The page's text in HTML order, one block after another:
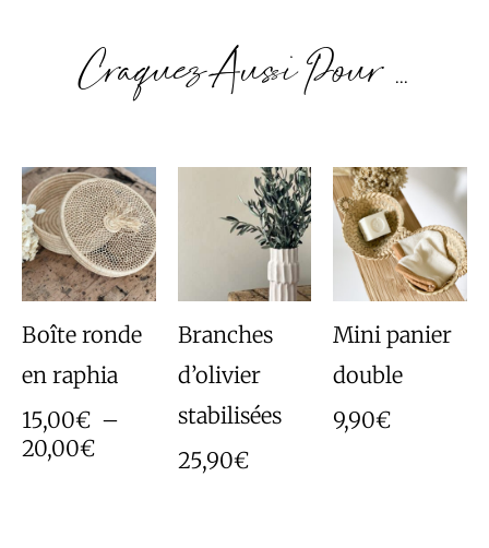
Craquez Aussi Pour ...
Boîte ronde
en raphia
15,00€ –
20,00€
Plage
de
prix :
15,00€
à
20,00€
Branches
d’olivier
stabilisées
25,90€
Mini panier
double
9,90€